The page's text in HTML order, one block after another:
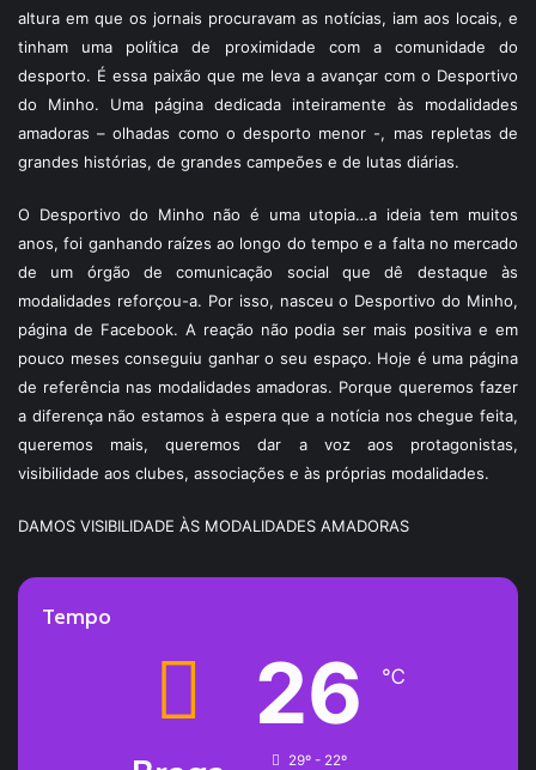
altura em que os jornais procuravam as notícias, iam aos locais, e
tinham uma política de proximidade com a comunidade do
desporto. É essa paixão que me leva a avançar com o Desportivo
do Minho. Uma página dedicada inteiramente às modalidades
amadoras – olhadas como o desporto menor -, mas repletas de
grandes histórias, de grandes campeões e de lutas diárias.
O Desportivo do Minho não é uma utopia…a ideia tem muitos
anos, foi ganhando raízes ao longo do tempo e a falta no mercado
de um órgão de comunicação social que dê destaque às
modalidades reforçou-a. Por isso, nasceu o Desportivo do Minho,
página de Facebook. A reação não podia ser mais positiva e em
pouco meses conseguiu ganhar o seu espaço. Hoje é uma página
de referência nas modalidades amadoras. Porque queremos fazer
a diferença não estamos à espera que a notícia nos chegue feita,
queremos mais, queremos dar a voz aos protagonistas,
visibilidade aos clubes, associações e às próprias modalidades.
DAMOS VISIBILIDADE ÀS MODALIDADES AMADORAS
Tempo
26 ℃
29º - 22º